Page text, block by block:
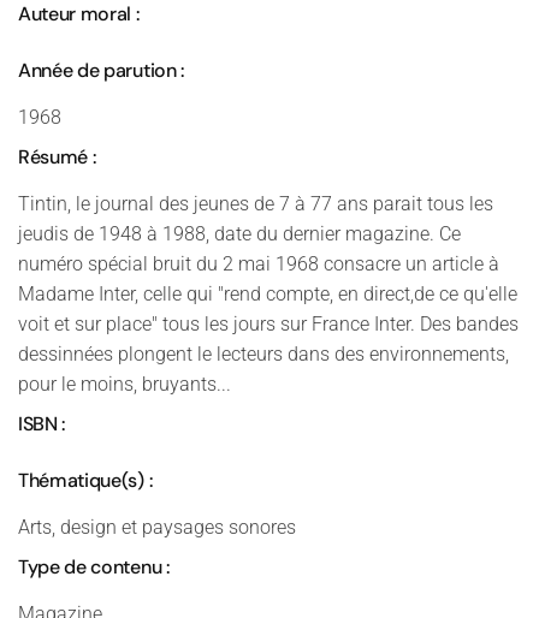
Auteur moral :
Année de parution :
1968
Résumé :
Tintin, le journal des jeunes de 7 à 77 ans parait tous les
jeudis de 1948 à 1988, date du dernier magazine. Ce
numéro spécial bruit du 2 mai 1968 consacre un article à
Madame Inter, celle qui "rend compte, en direct,de ce qu'elle
voit et sur place" tous les jours sur France Inter. Des bandes
dessinnées plongent le lecteurs dans des environnements,
pour le moins, bruyants...
ISBN :
Thématique(s) :
Arts, design et paysages sonores
Type de contenu :